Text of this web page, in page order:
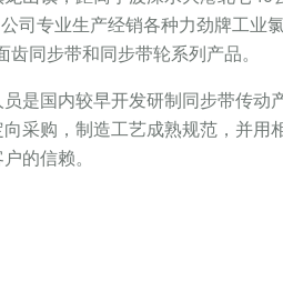
司专业生产经销各种力劲牌工业
同步带和同步带轮系列产品。
是国内较早开发研制同步带传动
采购，制造工艺成熟规范，并用
的信赖。